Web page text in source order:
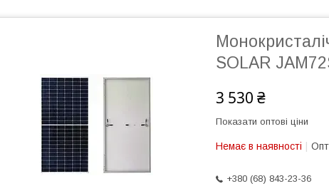
SOLAR
3 530 ₴
Показати оптові ціни
Немає в наявності
+380 (68) 843-23-36